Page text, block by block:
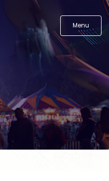
Menu